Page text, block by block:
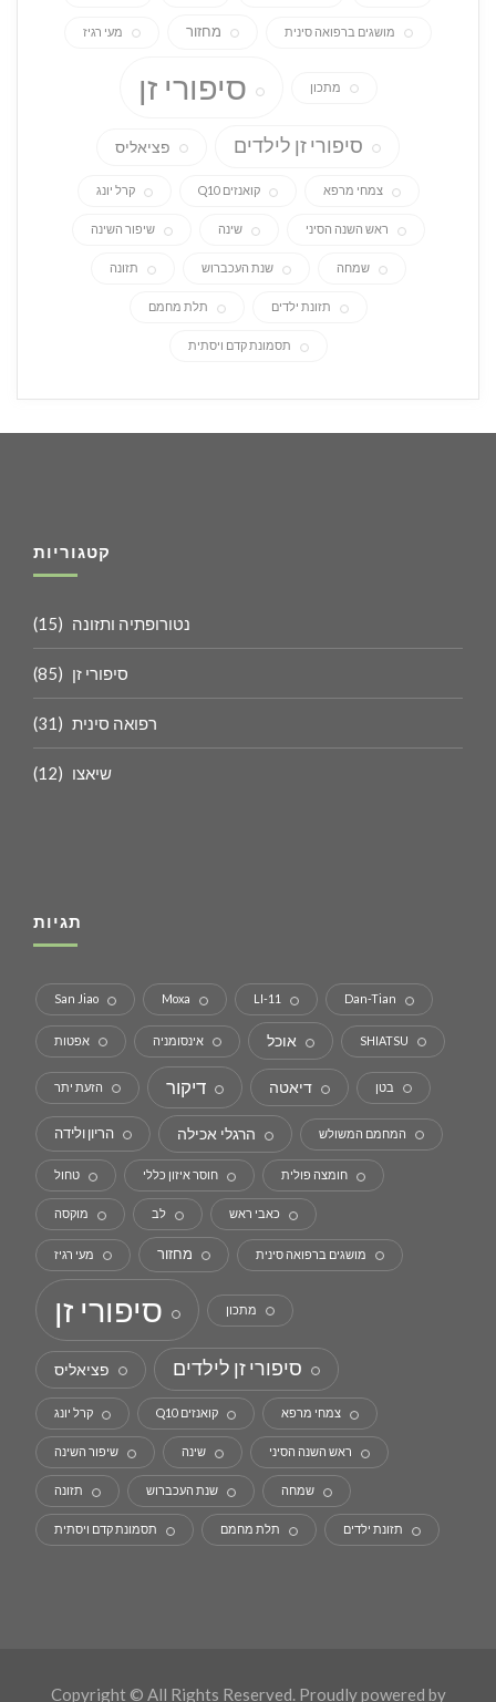
מושגים ברפואה סינית מחזור מעי רגיז
מתכון סיפורי זן
סיפורי זן לילדים פציאליס
צמחי מרפא קואנזים Q10 קרל יונג
ראש השנה הסיני שינה שיפור השינה
שמחה שנת העכברוש תזונה
תזונת ילדים תלת מחמם
תסמונת קדם ויסתית
קטגוריות
נטורופתיה ותזונה (15)
סיפורי זן (85)
רפואה סינית (31)
שיאצו (12)
תגיות
Dan-Tian
LI-11
Moxa
San Jiao
SHIATSU אוכל אינסומניה אפטות
בטן דיאטה דיקור הזעת יתר
המחמם המשולש הרגלי אכילה הריון ולידה
חומצה פולית חוסר איזון כללי טחול
כאבי ראש לב מוקסה
מושגים ברפואה סינית מחזור מעי רגיז
מתכון סיפורי זן
סיפורי זן לילדים פציאליס
צמחי מרפא קואנזים Q10 קרל יונג
ראש השנה הסיני שינה שיפור השינה
שמחה שנת העכברוש תזונה
תזונת ילדים תלת מחמם תסמונת קדם ויסתית
Copyright © All Rights Reserved. Proudly powered by